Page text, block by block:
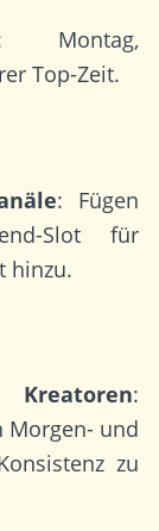
Montag,
Top-Zeit.
: Fügen
Slot für
hinzu.
:
Morgen- und
zu